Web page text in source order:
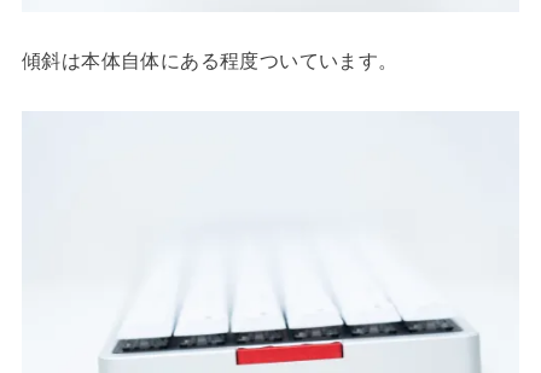
傾斜は本体自体にある程度ついています。